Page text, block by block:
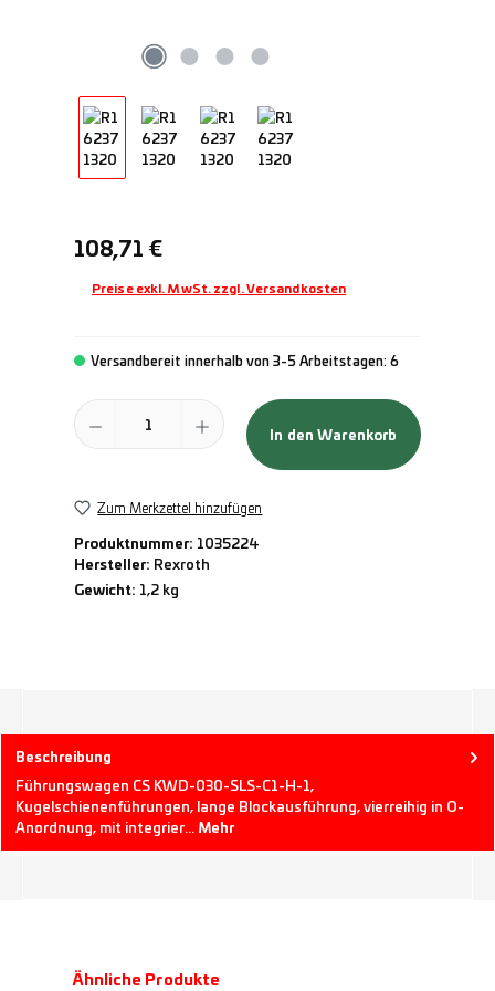
Regulärer Preis:
108,71 €
Preise exkl. MwSt. zzgl. Versandkosten
Versandbereit innerhalb von 3-5 Arbeitstagen: 6
Produkt Anzahl: Gib den gewünschten Wert ein oder benutze die
In den Warenkorb
Zum Merkzettel hinzufügen
Produktnummer: 1035224
Hersteller: Rexroth
Gewicht: 1,2 kg
Beschreibung
Führungswagen CS KWD-030-SLS-C1-H-1,
Kugelschienenführungen, lange Blockausführung, vierreihig in O-
Anordnung, mit integrier… Mehr
Produktgalerie überspringen
Ähnliche Produkte